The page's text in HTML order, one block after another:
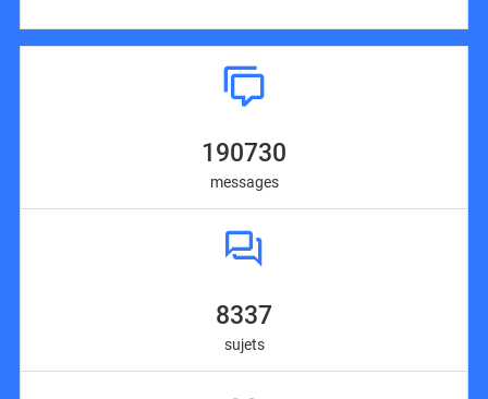
190730
messages
8337
sujets